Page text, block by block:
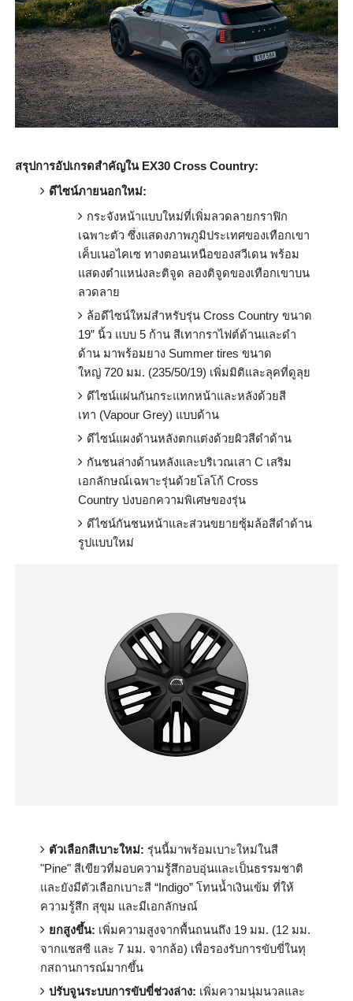
สรุปการอัปเกรดสำคัญใน EX30 Cross Country:
ดีไซน์ภายนอกใหม่:
กระจังหน้าแบบใหม่ที่เพิ่มลวดลายกราฟิก
เฉพาะตัว ซึ่งแสดงภาพภูมิประเทศของเทือกเขา
เค็บเนอไคเซ ทางตอนเหนือของสวีเดน พร้อม
แสดงตำแหน่งละติจูด ลองติจูดของเทือกเขาบน
ลวดลาย
ล้อดีไซน์ใหม่สำหรับรุ่นCross Countryขนาด
19” นิ้ว แบบ 5 ก้าน สีเทากราไฟต์ด้านและดำ
ด้าน มาพร้อมยาง Summer tiresขนาด
ใหญ่720 มม. (235/50/19) เพิ่มมิติและลุคที่ดูลุย
ดีไซน์แผ่นกันกระแทกหน้าและหลังด้วยสี
เทา (Vapour Grey) แบบด้าน
ดีไซน์แผงด้านหลังตกแต่งด้วยผิวสีดำด้าน
กันชนล่างด้านหลังและบริเวณเสาC เสริม
เอกลักษณ์เฉพาะรุ่นด้วยโลโก้Cross
Country บ่งบอกความพิเศษของรุ่น
ดีไซน์กันชนหน้าและส่วนขยายซุ้มล้อสีดำด้าน
รูปแบบใหม่
ตัวเลือกสีเบาะใหม่: รุ่นนี้มาพร้อมเบาะใหม่ในสี
"Pine" สีเขียวที่มอบความรู้สึกอบอุ่นและเป็นธรรมชาติ
และยังมีตัวเลือกเบาะสี “ Indigo”โทนน้ำเงินเข้ม ที่ให้
ความรู้สึก สุขุม และมีเอกลักษณ์
ยกสูงขึ้น: เพิ่มความสูงจากพื้นถนนถึง 19 มม. (12 มม.
จากแชสซี และ7 มม. จากล้อ) เพื่อรองรับการขับขี่ในทุ
กสถานการณ์มากขึ้น
ปรับจูนระบบการขับขี่ช่วงล่าง: เพิ่มความนุ่มนวลและ